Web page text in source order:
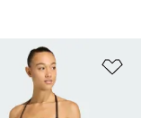
hinzufügen